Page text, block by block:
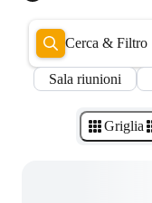
Cerca & Filtro
Sala riunioni
Griglia